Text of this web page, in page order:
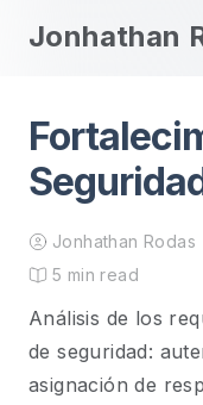
Jonhathan
Jonhathan Rodas
5 min read
Análisis de los
de seguridad:
asignación de